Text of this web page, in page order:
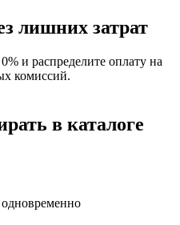
лишних затрат
и распределите оплату на
комиссий.
в каталоге
одновременно